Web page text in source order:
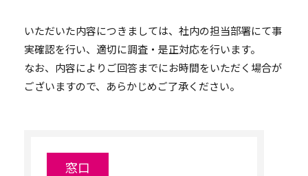
いただいた内容につきましては、社内の担当部署にて事
実確認を行い、適切に調査・是正対応を行います。
なお、内容によりご回答までにお時間をいただく場合が
ございますので、あらかじめご了承ください。
窓口